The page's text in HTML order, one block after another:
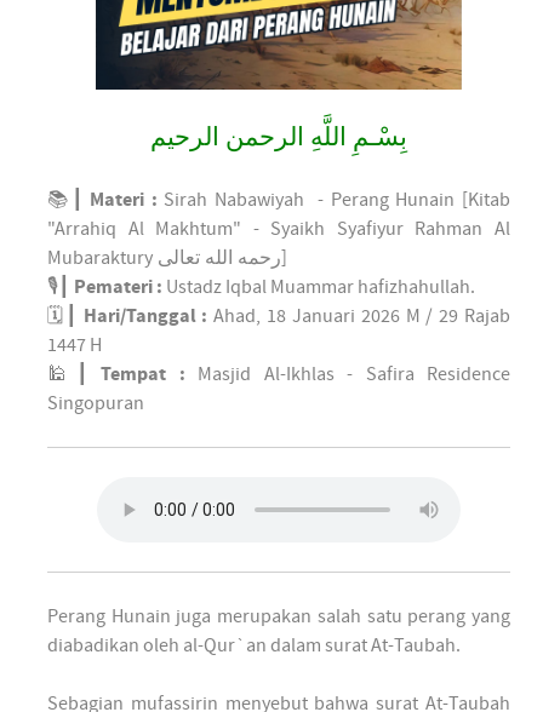
بِسْـمِ اللَّهِ الرحمن الرحيم
📚┃ Materi : Sirah Nabawiyah - Perang Hunain [Kitab
"Arrahiq Al Makhtum" - Syaikh Syafiyur Rahman Al
Mubaraktury رحمه الله تعالى]
🎙┃ Pemateri : Ustadz Iqbal Muammar hafizhahullah.
🗓┃
Hari/Tanggal : Ahad, 18 Januari 2026 M / 29 Rajab
1447 H
🕌┃
Tempat : Masjid Al-Ikhlas - Safira Residence
Singopuran
Perang Hunain juga merupakan salah satu perang yang
diabadikan oleh al-Qur`an dalam surat At-Taubah.
Sebagian mufassirin menyebut bahwa surat At-Taubah